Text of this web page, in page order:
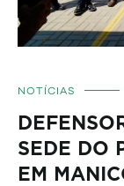
NOTÍCIAS
SEDE DO
EM